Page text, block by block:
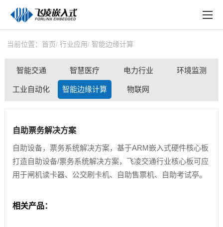
产品中心
技术与支持
方案定制
关于飞凌
天猫商城
在线购买
当前位置： 首页 行业应用 智能边缘计算
智能交通 智慧医疗 电力行业 环境监测
工业自动化 智能边缘计算 物联网
自助票务解决方案
自助设备，票务系统解决方案，基于ARM嵌入式硬件核心板
打造自助设备/票务系统解决方案，飞凌交通行业核心板可应
用于闸机读卡器、公交刷卡机、自助售票机、自助考试亭。
相关产品：